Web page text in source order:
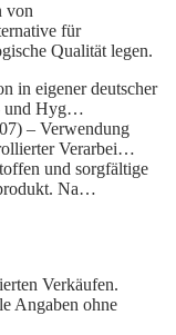
von
für
Qualität legen.
in eigener deutscher
und Hyg…
– Verwendung
Verarbei…
und sorgfältige
Na…
Verkäufen.
Angaben ohne